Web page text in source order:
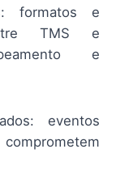
formatos e
TMS e
e
eventos